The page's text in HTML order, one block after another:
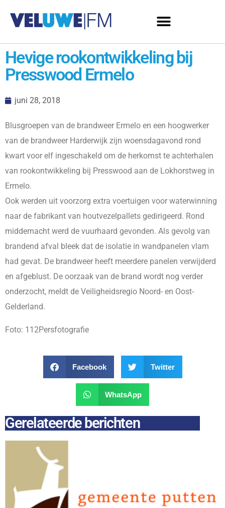
Hevige rookontwikkeling bij
Presswood Ermelo
juni 28, 2018
Blusgroepen van de brandweer Ermelo en een hoogwerker
van de brandweer Harderwijk zijn woensdagavond rond
kwart voor elf ingeschakeld om de herkomst te achterhalen
van rookontwikkeling bij Presswood aan de Lokhorstweg in
Ermelo.
Ook werden uit voorzorg extra voertuigen voor waterwinning
naar de fabrikant van houtvezelpallets gedirigeerd. Rond
middernacht werd de vuurhaard gevonden. Als gevolg van
brandend afval bleek dat de isolatie in wandpanelen vlam
had gevat. De brandweer heeft meerdere panelen verwijderd
en afgeblust. De oorzaak van de brand wordt nog verder
onderzocht, meldt de Veiligheidsregio Noord- en Oost-
Gelderland.
Foto: 112Persfotografie
Facebook Twitter
WhatsApp
Gerelateerde berichten